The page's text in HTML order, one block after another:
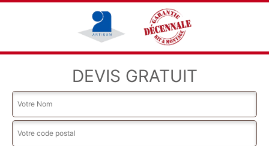
DEVIS GRATUIT